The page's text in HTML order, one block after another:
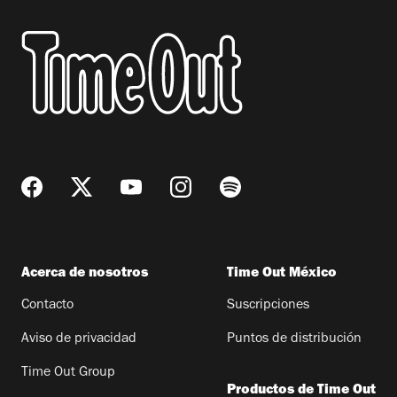
Acerca de nosotros
Contacto
Aviso de privacidad
Time Out Group
Time Out México
Suscripciones
Puntos de distribución
Productos de Time Out